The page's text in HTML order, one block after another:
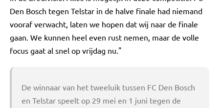
Den Bosch tegen Telstar in de halve finale had niemand
vooraf verwacht, laten we hopen dat wij naar de finale
gaan. We kunnen heel even rust nemen, maar de volle
focus gaat al snel op vrijdag nu."
De winnaar van het tweeluik tussen FC Den Bosch
en Telstar speelt op 29 mei en 1 juni tegen de